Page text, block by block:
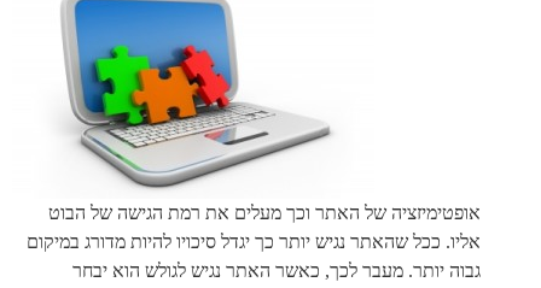
אופטימיזציה של האתר וכך מעלים את רמת הגישה של הבוט
אליו. ככל שהאתר נגיש יותר כך יגדל סיכויו להיות מדורג במיקום
גבוה יותר. מעבר לכך, כאשר האתר נגיש לגולש הוא יבחר